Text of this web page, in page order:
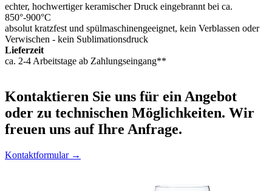
echter, hochwertiger keramischer Druck eingebrannt bei ca.
850°-900°C
absolut kratzfest und spülmaschinengeeignet, kein Verblassen oder
Verwischen - kein Sublimationsdruck
Lieferzeit
ca. 2-4 Arbeitstage ab Zahlungseingang**
Kontaktieren Sie uns für ein Angebot
oder zu technischen Möglichkeiten. Wir
freuen uns auf Ihre Anfrage.
Kontaktformular →